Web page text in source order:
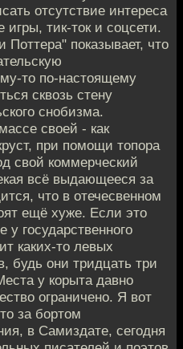
отсутствие интереса
тик-ток и соцсети.
показывает, что
то по-настоящему
сквозь стену
снобизма.
своей - как
при помощи топора
свой коммерческий
всё выдающееся за
что в отечесвенном
ещё хуже. Если это
у государственного
каких-то левых
будь они тридцать три
у корыта давно
ограничено. Я вот
за бортом
в Самиздате, сегодня